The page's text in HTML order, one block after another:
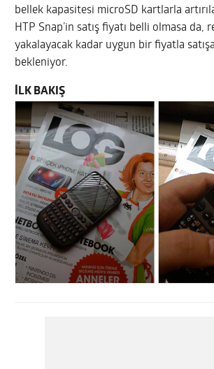
bellek kapasitesi microSD kartlarla
HTP Snap’in satış fiyatı belli olmasa da,
yakalayacak kadar uygun bir fiyatla
bekleniyor.
İLK BAKIŞ